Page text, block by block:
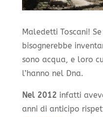
Maledetti Toscani!
bisognerebbe
sono acqua, e loro
l’hanno nel Dna.
Nel 2012 infatti
anni di anticipo